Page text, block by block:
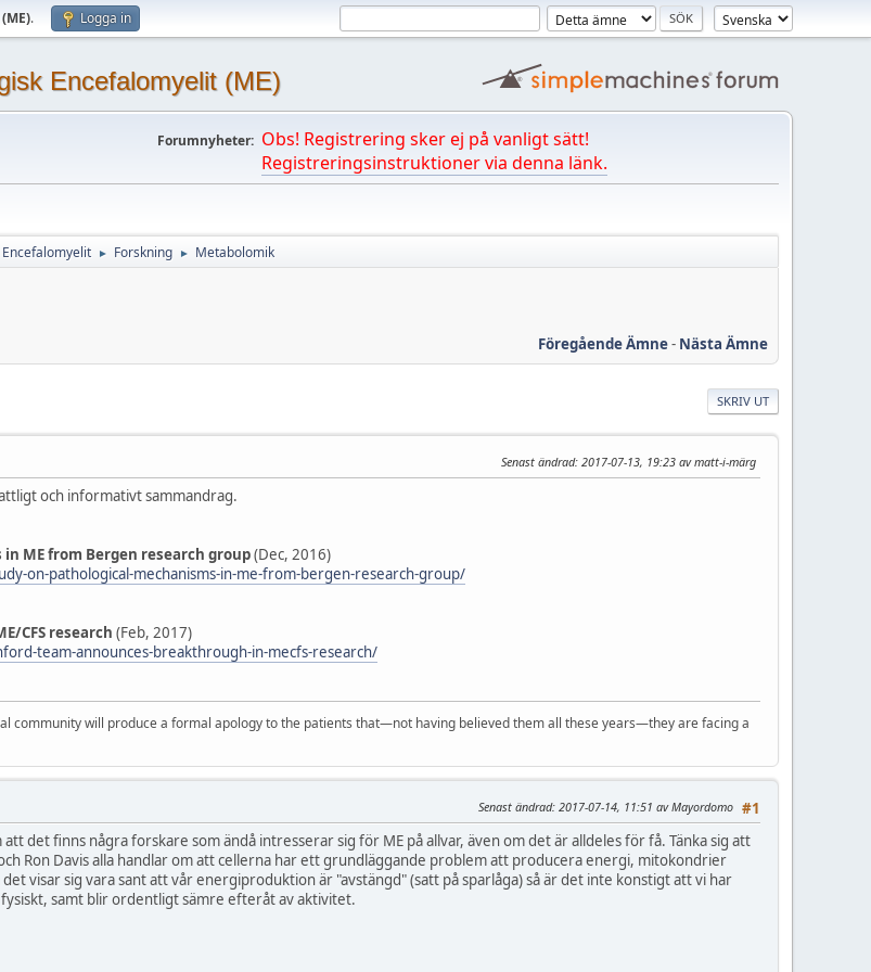
. Logga in
Encefalomyelit (ME)
Forumnyheter: Obs! Registrering sker ej på vanligt sätt!
Registreringsinstruktioner via denna länk.
► Forskning ► Metabolomik
Föregående Ämne- Nästa Ämne
SKRIV UT
Senast ändrad: 2017-07-13, 19:23 av matt-i-märg
och informativt sammandrag.
ME from Bergen research group(Dec, 2016)
on-pathological-mechanisms-in-me-from-bergen-research-group/
CFS research (Feb, 2017)
team-announces-breakthrough-in-mecfs-research/
community will produce a formal apology to the patients that—not having believed them all these years—they are facing a
#1
Senast ändrad: 2017-07-14, 11:51 av Mayordomo
det finns några forskare som ändå intresserar sig för ME på allvar, även om det är alldeles för få. Tänka sig att
Ron Davis alla handlar om att cellerna har ett grundläggande problem att producera energi, mitokondrier
visar sig vara sant att vår energiproduktion är "avstängd" (satt på sparlåga) så är det inte konstigt att vi har
samt blir ordentligt sämre efteråt av aktivitet.